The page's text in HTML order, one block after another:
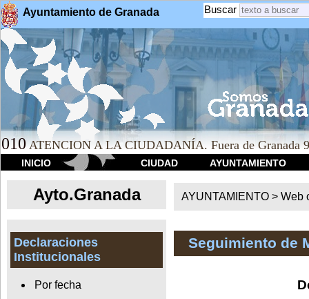
Ayuntamiento de Granada Buscar
010 ATENCION A LA CIUDADANÍA. Fuera de Granada
INICIO CIUDAD AYUNTAMIENTO
Ayto.Granada
Declaraciones
Institucionales
Por fecha
AYUNTAMIENTO > Web
Seguimiento de